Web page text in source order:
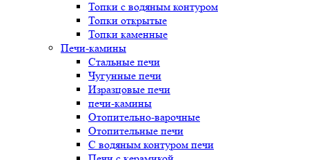
Топки с водяным контуром
Топки открытые
Топки каменные
Печи-камины
Стальные печи
Чугунные печи
Изразцовые печи
печи-камины
Отопительно-варочные
Отопительные печи
С водяным контуром печи